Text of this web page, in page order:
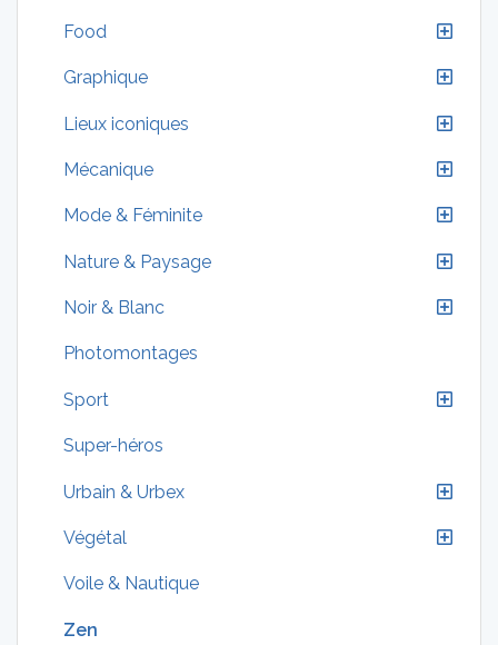
Food
Graphique
Lieux iconiques
Mécanique
Mode & Féminite
Nature & Paysage
Noir & Blanc
Photomontages
Sport
Super-héros
Urbain & Urbex
Végétal
Voile & Nautique
Zen